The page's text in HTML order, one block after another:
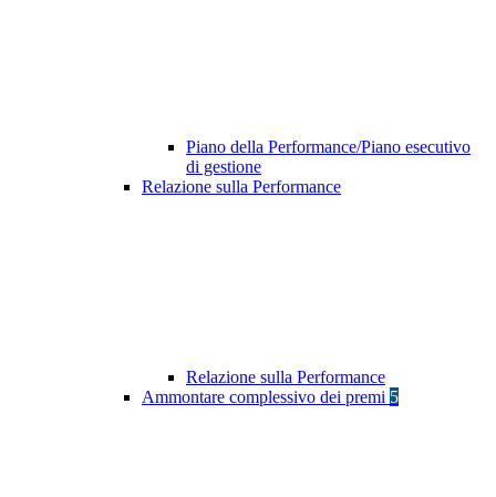
Piano della Performance/Piano esecutivo
di gestione
Relazione sulla Performance
Relazione sulla Performance
Ammontare complessivo dei premi 5